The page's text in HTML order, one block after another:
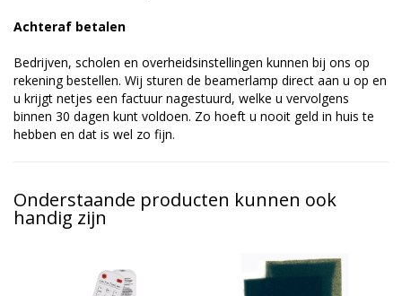
Achteraf betalen
Bedrijven, scholen en overheidsinstellingen kunnen bij ons op
rekening bestellen. Wij sturen de beamerlamp direct aan u op en
u krijgt netjes een factuur nagestuurd, welke u vervolgens
binnen 30 dagen kunt voldoen. Zo hoeft u nooit geld in huis te
hebben en dat is wel zo fijn.
Onderstaande producten kunnen ook
handig zijn